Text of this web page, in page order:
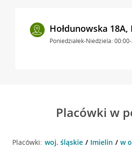
Hołdunowska 18A,
Poniedziałek-Niedziela:
Placówki w
Placówki: woj. śląskie Imielin w